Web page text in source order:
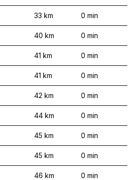
33 km 0 min
40 km 0 min
41 km 0 min
41 km 0 min
42 km 0 min
44 km 0 min
45 km 0 min
45 km 0 min
46 km 0 min